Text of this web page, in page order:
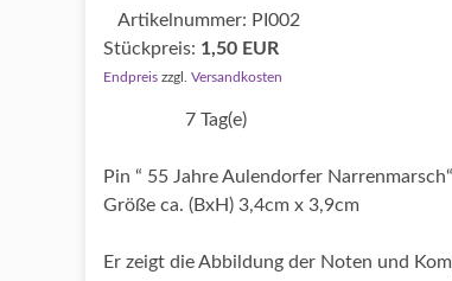
Artikelnummer: PI002
Stückpreis: 1,50 EUR
Endpreis zzgl. Versandkosten
7 Tag(e)
Pin “ 55 Jahre Aulendorfer Narrenmarsch“
Größe ca. (BxH) 3,4cm x 3,9cm
Er zeigt die Abbildung der Noten und